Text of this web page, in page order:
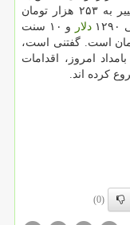
۳۸۸ هزار تومان و سكه یك گرمی بدون تغییر به ۲۵۳ هزار تومان
دلار
و ۱۰ سنت
طلای ۱۸ عیار ۱۲۴ هزار و ۳۹۰ تومان است. گفتنی است،
امروز، اقدامات
كرده اند.
(0)